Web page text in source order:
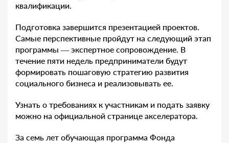
квалификации.
Подготовка завершится презентацией проектов.
Самые перспективные пройдут на следующий этап
программы — экспертное сопровождение. В
течение пяти недель предприниматели будут
формировать пошаговую стратегию развития
социального бизнеса и реализовывать ее.
Узнать о требованиях к участникам и подать заявку
можно на официальной странице акселератора.
За семь лет обучающая программа Фонда